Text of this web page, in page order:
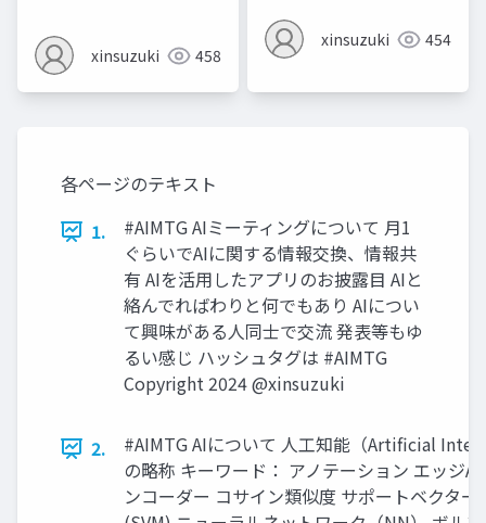
xinsuzuki 458
xinsuzuki 454
各ページのテキスト
1.
#AIMTG AIミーティングについて 月1
ぐらいでAIに関する情報交換、情報共
有 AIを活用したアプリのお披露目 AIと
絡んでればわりと何でもあり AIについ
て興味がある人同士で交流 発表等もゆ
るい感じ ハッシュタグは #AIMTG
Copyright 2024 @xinsuzuki
2.
#AIMTG AIについて 人工知能（Artificial
の略称 キーワード： アノテーション エッジ
ンコーダー コサイン類似度 サポートベクター